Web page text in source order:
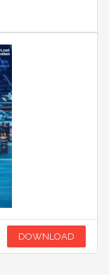
DOWNLOAD